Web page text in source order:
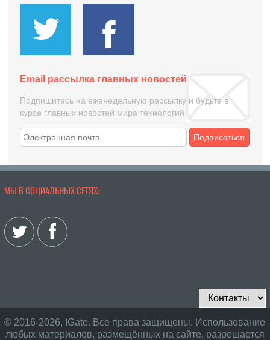
Email рассылка главных новостей
Подпишитесь на еженедельную рассылку и будьте в
курсе главных новостей мира технологий
Подписаться
МЫ В СОЦИАЛЬНЫХ СЕТЯХ:
© 2016-2026, IGate. Все права защищены. Использование
любых материалов, размещённых на сайте, разрешается